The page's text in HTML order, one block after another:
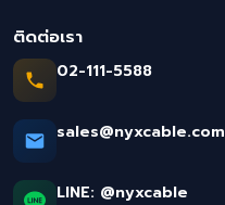
ติดต่อเรา
02-111-5588
sales@nyxcable.com
LINE: @nyxcable